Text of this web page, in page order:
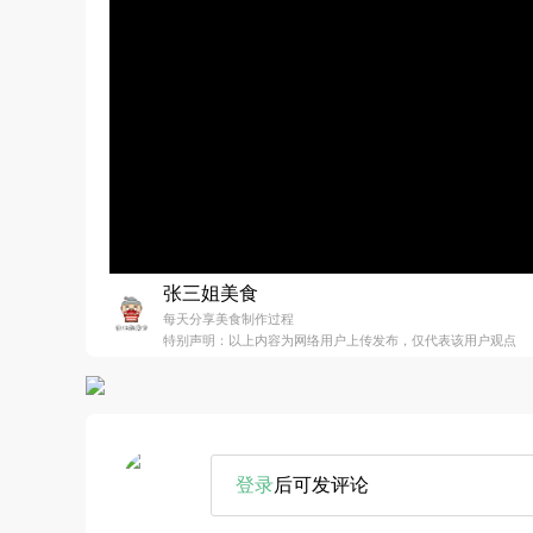
张三姐美食
每天分享美食制作过程
特别声明：以上内容为网络用户上传发布，仅代表该用户观点
登录后可发评论